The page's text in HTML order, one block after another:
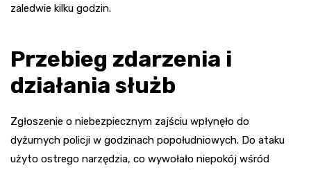
zaledwie kilku godzin.
Przebieg zdarzenia i
działania służb
Zgłoszenie o niebezpiecznym zajściu wpłynęło do
dyżurnych policji w godzinach popołudniowych. Do ataku
użyto ostrego narzędzia, co wywołało niepokój wśród